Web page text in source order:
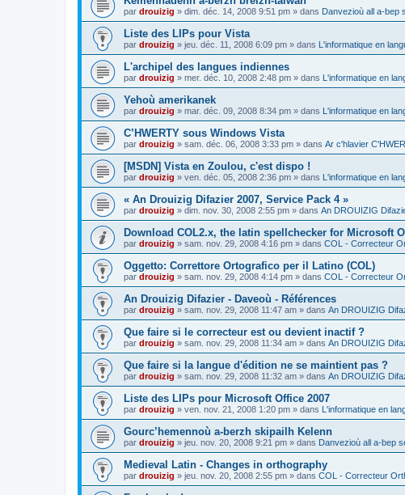
par drouizig » dim. déc. 14, 2008 9:51 pm » dans Danvezioù all a-bep
Liste des LIPs pour Vista
par drouizig » jeu. déc. 11, 2008 6:09 pm » dans L'informatique en
L'archipel des langues indiennes
par drouizig » mer. déc. 10, 2008 2:48 pm » dans L'informatique en
Yehoù amerikanek
par drouizig » mar. déc. 09, 2008 8:34 pm » dans L'informatique en
C’HWERTY sous Windows Vista
par drouizig » sam. déc. 06, 2008 3:33 pm » dans Ar c'hlavier
[MSDN] Vista en Zoulou, c'est dispo !
par drouizig » ven. déc. 05, 2008 2:36 pm » dans L'informatique en
« An Drouizig Difazier 2007, Service Pack 4 »
par drouizig » dim. nov. 30, 2008 2:55 pm » dans An DROUIZIG
Download COL2.x, the latin spellchecker for Microsoft
par drouizig » sam. nov. 29, 2008 4:16 pm » dans COL - Correcteur
Oggetto: Correttore Ortografico per il Latino (COL)
par drouizig » sam. nov. 29, 2008 4:14 pm » dans COL - Correcteur
An Drouizig Difazier - Daveoù - Références
par drouizig » sam. nov. 29, 2008 11:47 am » dans An DROUIZIG
Que faire si le correcteur est ou devient inactif ?
par drouizig » sam. nov. 29, 2008 11:34 am » dans An DROUIZIG
Que faire si la langue d'édition ne se maintient pas ?
par drouizig » sam. nov. 29, 2008 11:32 am » dans An DROUIZIG
Liste des LIPs pour Microsoft Office 2007
par drouizig » ven. nov. 21, 2008 1:20 pm » dans L'informatique en
Gourc’hemennoù a-berzh skipailh Kelenn
par drouizig » jeu. nov. 20, 2008 9:21 pm » dans Danvezioù all a-bep
Medieval Latin - Changes in orthography
par drouizig » jeu. nov. 20, 2008 2:55 pm » dans COL - Correcteur